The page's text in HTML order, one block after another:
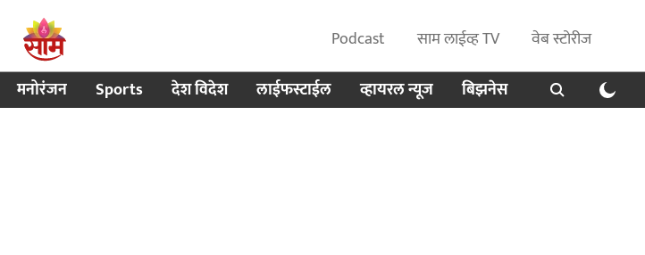
Podcast साम लाईव्ह TV
वेब स्टोरीज
मनोरंजन Sports देश विदेश लाईफस्टाईल व्हायरल न्यूज बिझनेस